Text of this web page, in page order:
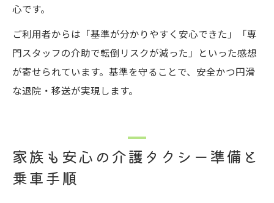
心です。
ご利用者からは「基準が分かりやすく安心できた」「専
門スタッフの介助で転倒リスクが減った」といった感想
が寄せられています。基準を守ることで、安全かつ円滑
な退院・移送が実現します。
家族も安心の介護タクシー準備と
乗車手順